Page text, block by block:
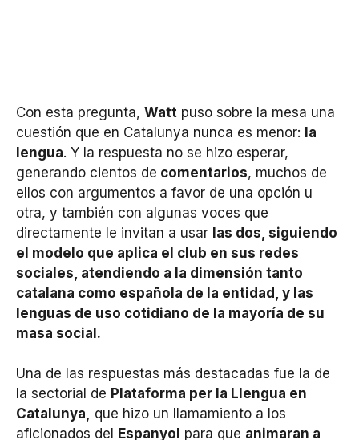
Con esta pregunta, Watt puso sobre la mesa una
cuestión que en Catalunya nunca es menor: la
lengua. Y la respuesta no se hizo esperar,
generando cientos de comentarios, muchos de
ellos con argumentos a favor de una opción u
otra, y también con algunas voces que
directamente le invitan a usar las dos, siguiendo
el modelo que aplica el club en sus redes
sociales, atendiendo a la dimensión tanto
catalana como española de la entidad, y las
lenguas de uso cotidiano de la mayoría de su
masa social.
Una de las respuestas más destacadas fue la de
la sectorial de Plataforma per la Llengua en
Catalunya, que hizo un llamamiento a los
aficionados del
Espanyol para que animaran a